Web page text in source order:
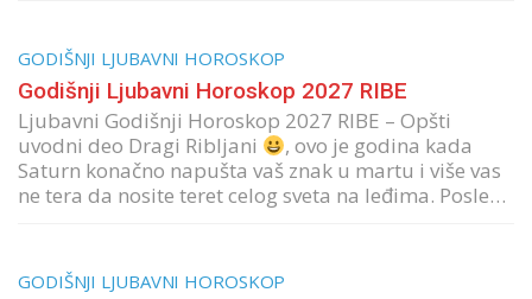
GODIŠNJI LJUBAVNI HOROSKOP
Godišnji Ljubavni Horoskop 2027 RIBE
Ljubavni Godišnji Horoskop 2027 RIBE – Opšti
uvodni deo Dragi Ribljani
, ovo je godina kada
Saturn konačno napušta vaš znak u martu i više vas
ne tera da nosite teret celog sveta na leđima. Posle…
GODIŠNJI LJUBAVNI HOROSKOP